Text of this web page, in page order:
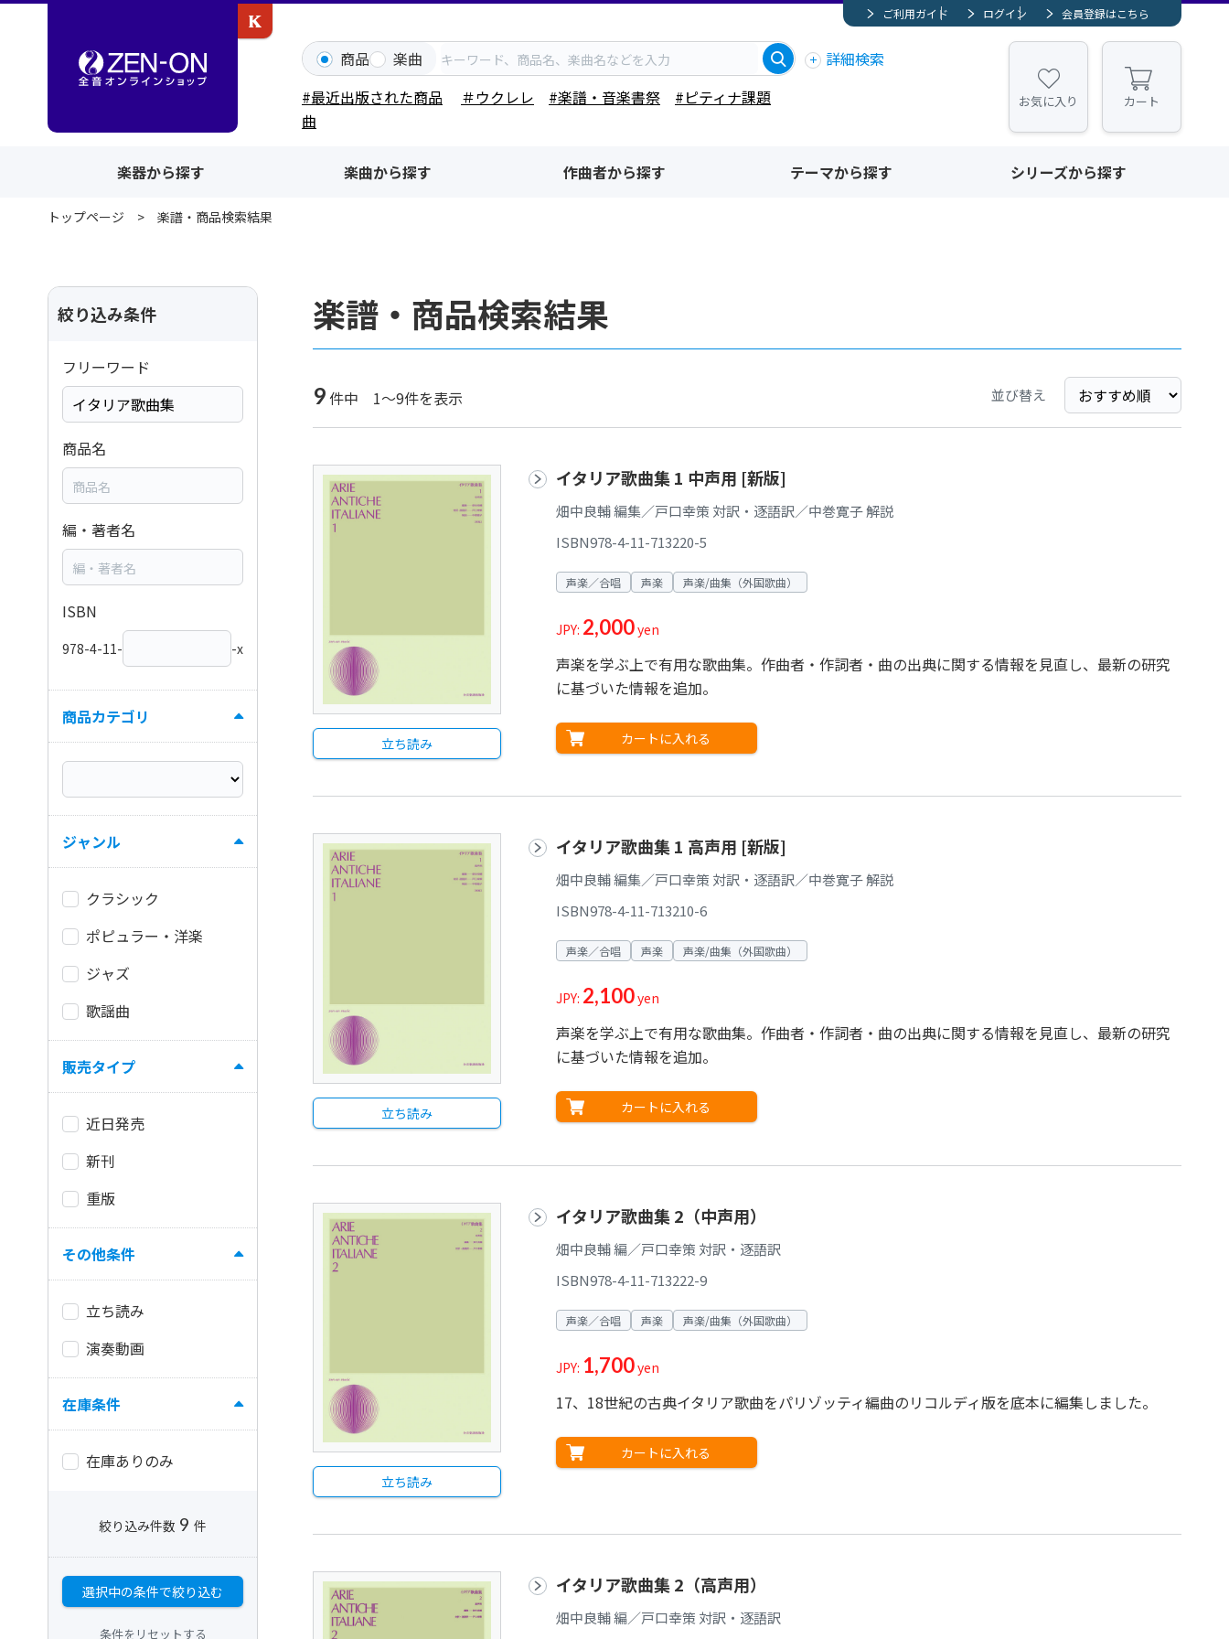
ご利用ガイド ログイン 会員登録はこちら
商品 楽曲
詳細検索
#最近出版された商品
＃ウクレレ #楽譜・音楽書祭
#ピティナ課題
曲
お気に入り カート
楽器から探す 楽曲から探す 作曲者から探す テーマから探す シリーズから探す
トップページ 楽譜・商品検索結果
楽譜・商品検索結果
9件中 1～9件を表示 並び替え
立ち読み
イタリア歌曲集 1 中声用 [新版]
畑中良輔 編集／戸口幸策 対訳・逐語訳／中巻寛子 解説
ISBN978-4-11-713220-5
声楽／合唱 声楽 声楽/曲集（外国歌曲）
JPY: 2,000yen
声楽を学ぶ上で有用な歌曲集。作曲者・作詞者・曲の出典に関する情報を見直し、最新の研究
に基づいた情報を追加。
カートに入れる
立ち読み
イタリア歌曲集 1 高声用 [新版]
畑中良輔 編集／戸口幸策 対訳・逐語訳／中巻寛子 解説
ISBN978-4-11-713210-6
声楽／合唱 声楽 声楽/曲集（外国歌曲）
JPY: 2,100yen
声楽を学ぶ上で有用な歌曲集。作曲者・作詞者・曲の出典に関する情報を見直し、最新の研究
に基づいた情報を追加。
カートに入れる
立ち読み
イタリア歌曲集 2（中声用）
畑中良輔 編／戸口幸策 対訳・逐語訳
ISBN978-4-11-713222-9
声楽／合唱 声楽 声楽/曲集（外国歌曲）
JPY: 1,700yen
17、18世紀の古典イタリア歌曲をパリゾッティ編曲のリコルディ版を底本に編集しました。
カートに入れる
イタリア歌曲集 2（高声用）
畑中良輔 編／戸口幸策 対訳・逐語訳
絞り込み条件
フリーワード
商品名
編・著者名
ISBN
978-4-11- -x
商品カテゴリ
ジャンル
クラシック
ポピュラー・洋楽
ジャズ
歌謡曲
販売タイプ
近日発売
新刊
重版
その他条件
立ち読み
演奏動画
在庫条件
在庫ありのみ
絞り込み件数 9 件
選択中の条件で絞り込む
条件をリセットする